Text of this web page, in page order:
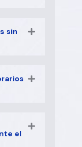
sin
el